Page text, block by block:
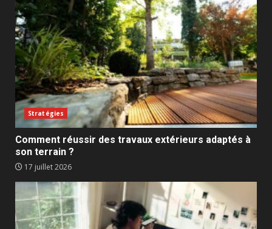
Stratégies
Comment réussir des travaux extérieurs adaptés à
son terrain ?
17 juillet 2026